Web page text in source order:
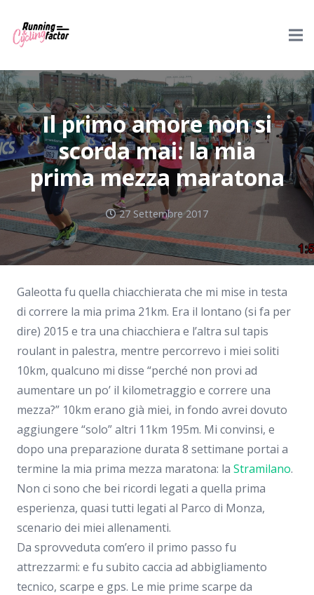
Il primo amore non si
scorda mai: la mia
prima mezza maratona
27 Settembre 2017
Galeotta fu quella chiacchierata che mi mise in testa
di correre la mia prima 21km. Era il lontano (si fa per
dire) 2015 e tra una chiacchiera e l’altra sul tapis
roulant in palestra, mentre percorrevo i miei soliti
10km, qualcuno mi disse “perché non provi ad
aumentare un po’ il kilometraggio e correre una
mezza?” 10km erano già miei, in fondo avrei dovuto
aggiungere “solo” altri 11km 195m. Mi convinsi, e
dopo una preparazione durata 8 settimane portai a
termine la mia prima mezza maratona: la Stramilano.
Non ci sono che bei ricordi legati a quella prima
esperienza, quasi tutti legati al Parco di Monza,
scenario dei miei allenamenti.
Da sprovveduta com’ero il primo passo fu
attrezzarmi: e fu subito caccia ad abbigliamento
tecnico, scarpe e gps. Le mie prime scarpe da